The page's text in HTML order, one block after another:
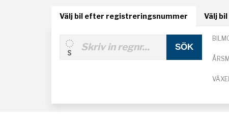
Välj bil efter registreringsnummer Välj